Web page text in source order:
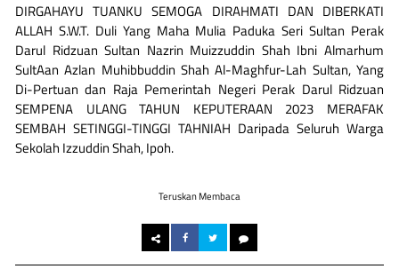
DIRGAHAYU TUANKU SEMOGA DIRAHMATI DAN DIBERKATI
ALLAH S.W.T. Duli Yang Maha Mulia Paduka Seri Sultan Perak
Darul Ridzuan Sultan Nazrin Muizzuddin Shah Ibni Almarhum
SultAan Azlan Muhibbuddin Shah Al-Maghfur-Lah Sultan, Yang
Di-Pertuan dan Raja Pemerintah Negeri Perak Darul Ridzuan
SEMPENA ULANG TAHUN KEPUTERAAN 2023 MERAFAK
SEMBAH SETINGGI-TINGGI TAHNIAH Daripada Seluruh Warga
Sekolah Izzuddin Shah, Ipoh.
Teruskan Membaca